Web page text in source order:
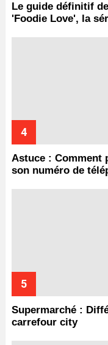
Le guide définitif
'Foodie Love', la
Astuce : Comment
son numéro de
Supermarché :
carrefour city